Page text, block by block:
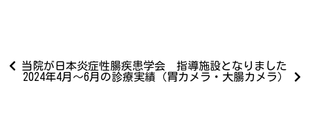
当院が日本炎症性腸疾患学会 指導施設となりました
2024年4月～6月の診療実績（胃カメラ・大腸カメラ）